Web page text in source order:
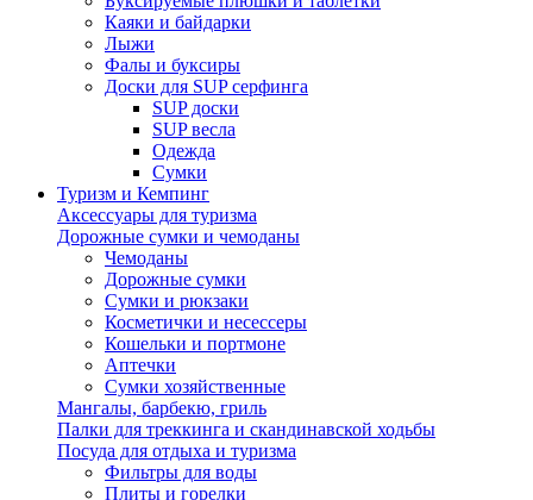
Каяки и байдарки
Лыжи
Фалы и буксиры
Доски для SUP серфинга
SUP доски
SUP весла
Одежда
Сумки
Туризм и Кемпинг
Аксессуары для туризма
Дорожные сумки и чемоданы
Чемоданы
Дорожные сумки
Сумки и рюкзаки
Косметички и несессеры
Кошельки и портмоне
Аптечки
Сумки хозяйственные
Мангалы, барбекю, гриль
Палки для треккинга и скандинавской ходьбы
Посуда для отдыха и туризма
Фильтры для воды
Плиты и горелки